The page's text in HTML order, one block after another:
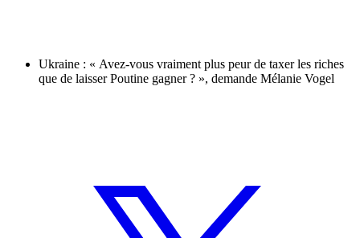
Ukraine : « Avez-vous vraiment plus peur de taxer les riches
que de laisser Poutine gagner ? », demande Mélanie Vogel